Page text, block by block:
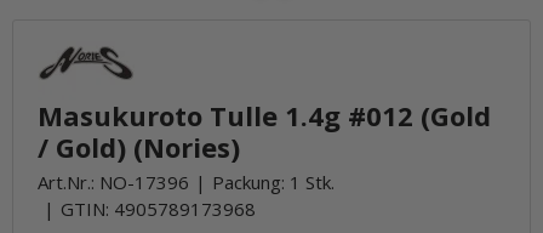
Masukuroto Tulle 1.4g #012 (Gold
/ Gold) (Nories)
Art.Nr.: NO-17396
Packung: 1 Stk.
GTIN: 4905789173968